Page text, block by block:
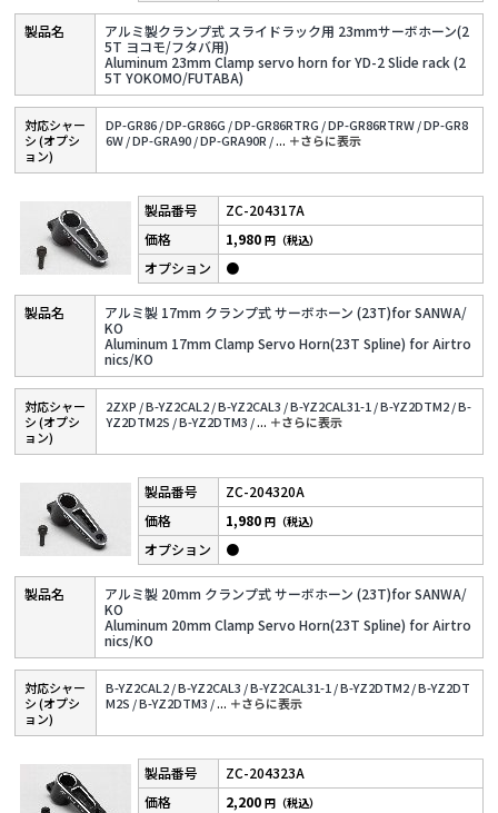
アルミ製クランプ式 スライドラック用 23mmサーボホーン(2
5T ヨコモ/フタバ用)
Aluminum 23mm Clamp servo horn for YD-2 Slide rack (2
5T YOKOMO/FUTABA)
対応シャー
シ (オプシ
ョン)
DP-GR86 /DP-GR86G /DP-GR86RTRG /DP-GR86RTRW /DP-GR8
6W /DP-GRA90 /DP-GRA90R /... ＋さらに表⽰
ZC-204317A
アルミ製 17mm クランプ式 サーボホーン (23T)for SANWA/
KO
Aluminum 17mm Clamp Servo Horn(23T Spline) for Airtro
nics/KO
1,980円（税込）
●
対応シャー
シ (オプシ
ョン)
2ZXP /B-YZ2CAL2 /B-YZ2CAL3 /B-YZ2CAL31-1 /B-YZ2DTM2 /B-
YZ2DTM2S /B-YZ2DTM3 /... ＋さらに表⽰
ZC-204320A
アルミ製 20mm クランプ式 サーボホーン (23T)for SANWA/
KO
Aluminum 20mm Clamp Servo Horn(23T Spline) for Airtro
nics/KO
1,980円（税込）
●
対応シャー
シ (オプシ
ョン)
B-YZ2CAL2 /B-YZ2CAL3 /B-YZ2CAL31-1 /B-YZ2DTM2 /B-YZ2DT
M2S /B-YZ2DTM3 /... ＋さらに表⽰
ZC-204323A
2,200円（税込）